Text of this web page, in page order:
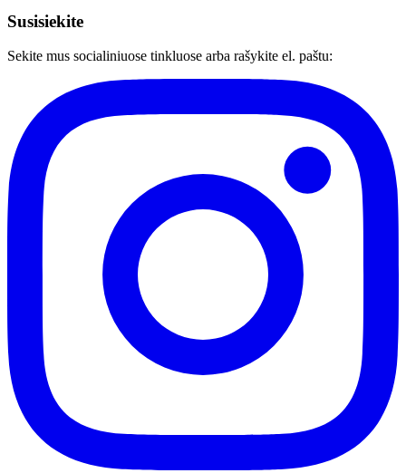
Susisiekite
Sekite mus socialiniuose tinkluose arba rašykite el. paštu: